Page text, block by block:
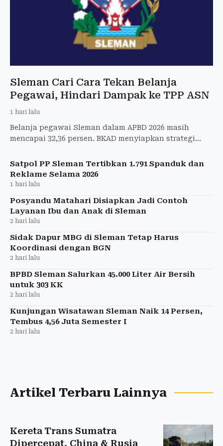
Sleman Cari Cara Tekan Belanja
Pegawai, Hindari Dampak ke TPP ASN
1 hari lalu
Belanja pegawai Sleman dalam APBD 2026 masih
mencapai 32,36 persen. BKAD menyiapkan strategi
memenuhi batas 30.
Satpol PP Sleman Tertibkan 1.791 Spanduk dan
Reklame Selama 2026
1 hari lalu
Posyandu Matahari Disiapkan Jadi Contoh
Layanan Ibu dan Anak di Sleman
2 hari lalu
Sidak Dapur MBG di Sleman Tetap Harus
Koordinasi dengan BGN
2 hari lalu
BPBD Sleman Salurkan 45.000 Liter Air Bersih
untuk 303 KK
2 hari lalu
Kunjungan Wisatawan Sleman Naik 14 Persen,
Tembus 4,56 Juta Semester I
2 hari lalu
Artikel Terbaru Lainnya
Kereta Trans Sumatra
Dipercepat, China & Rusia